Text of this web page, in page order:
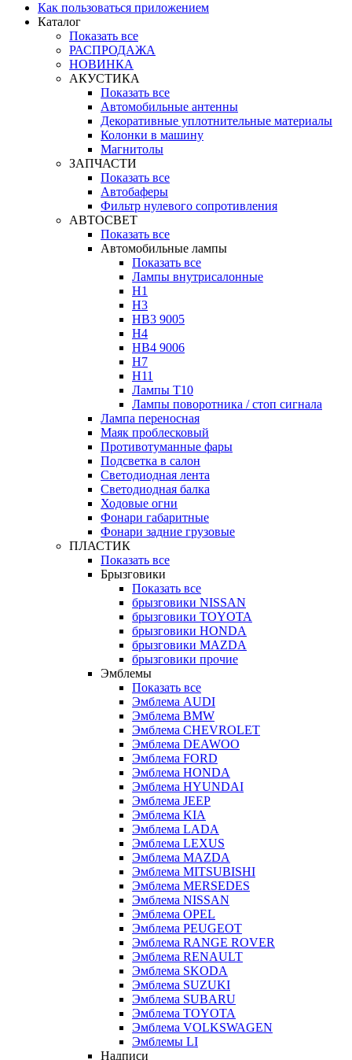
Как пользоваться приложением
Каталог
Показать все
РАСПРОДАЖА
НОВИНКА
АКУСТИКА
Показать все
Автомобильные антенны
Декоративные уплотнительные материалы
Колонки в машину
Магнитолы
ЗАПЧАСТИ
Показать все
Автобаферы
Фильтр нулевого сопротивления
АВТОСВЕТ
Показать все
Автомобильные лампы
Показать все
Лампы внутрисалонные
H1
H3
HB3 9005
H4
HB4 9006
H7
H11
Лампы Т10
Лампы поворотника / стоп сигнала
Лампа переносная
Маяк проблесковый
Противотуманные фары
Подсветка в салон
Светодиодная лента
Светодиодная балка
Ходовые огни
Фонари габаритные
Фонари задние грузовые
ПЛАСТИК
Показать все
Брызговики
Показать все
брызговики NISSAN
брызговики TOYOTA
брызговики HONDA
брызговики MAZDA
брызговики прочие
Эмблемы
Показать все
Эмблема AUDI
Эмблема BMW
Эмблема CHEVROLET
Эмблема DEAWOO
Эмблема FORD
Эмблема HONDA
Эмблема HYUNDAI
Эмблема JEEP
Эмблема KIA
Эмблема LADA
Эмблема LEXUS
Эмблема MAZDA
Эмблема MITSUBISHI
Эмблема MERSEDES
Эмблема NISSAN
Эмблема OPEL
Эмблема PEUGEOT
Эмблема RANGE ROVER
Эмблема RENAULT
Эмблема SKODA
Эмблема SUZUKI
Эмблема SUBARU
Эмблема TOYOTA
Эмблема VOLKSWAGEN
Эмблемы LI
Надписи